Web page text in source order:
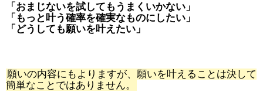
「おまじないを試してもうまくいかない」
「もっと叶う確率を確実なものにしたい」
「どうしても願いを叶えたい」
願いの内容にもよりますが、願いを叶えることは決して
簡単なことではありません。